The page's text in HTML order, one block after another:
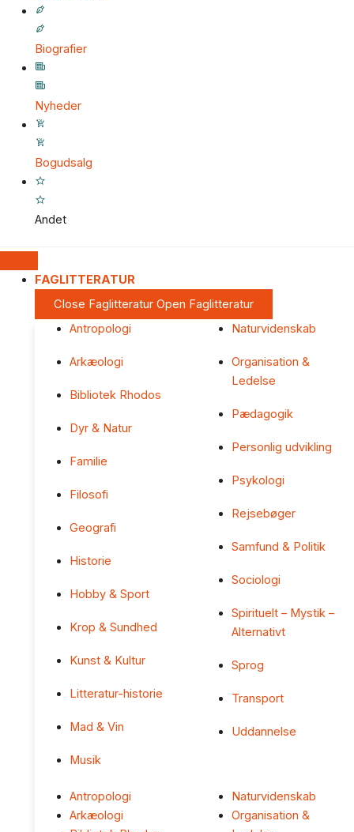
Biografier
Nyheder
Bogudsalg
Andet
FAGLITTERATUR
Close Faglitteratur Open Faglitteratur
Antropologi
Arkæologi
Bibliotek Rhodos
Dyr & Natur
Familie
Filosofi
Geografi
Historie
Hobby & Sport
Krop & Sundhed
Kunst & Kultur
Litteratur-historie
Mad & Vin
Musik
Naturvidenskab
Organisation &
Ledelse
Pædagogik
Personlig udvikling
Psykologi
Rejsebøger
Samfund & Politik
Sociologi
Spirituelt – Mystik –
Alternativt
Sprog
Transport
Uddannelse
Antropologi
Arkæologi
Naturvidenskab
Organisation &